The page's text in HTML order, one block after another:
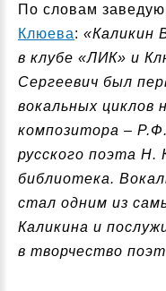
По словам
Клюева: «Каликин
в клубе «ЛИК» и
Сергеевич был
вокальных циклов
композитора –
русского поэта Н.
библиотека.
стал одним из
Каликина и
в творчество